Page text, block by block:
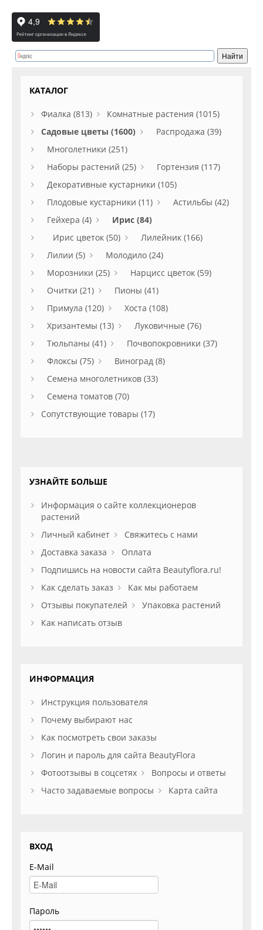
КАТАЛОГ
Фиалка (813)
Комнатные растения (1015)
Садовые цветы (1600)
Распродажа (39)
Многолетники (251)
Наборы растений (25)
Гортензия (117)
Декоративные кустарники (105)
Плодовые кустарники (11)
Астильбы (42)
Гейхера (4)
Ирис (84)
Ирис цветок (50)
Лилейник (166)
Лилии (5)
Молодило (24)
Морозники (25)
Нарцисс цветок (59)
Очитки (21)
Пионы (41)
Примула (120)
Хоста (108)
Хризантемы (13)
Луковичные (76)
Тюльпаны (41)
Почвопокровники (37)
Флоксы (75)
Виноград (8)
Семена многолетников (33)
Семена томатов (70)
Сопутствующие товары (17)
УЗНАЙТЕ БОЛЬШЕ
Информация о сайте коллекционеров
растений
Личный кабинет
Свяжитесь с нами
Доставка заказа
Оплата
Подпишись на новости сайта Beautyflora.ru!
Как сделать заказ
Как мы работаем
Отзывы покупателей
Упаковка растений
Как написать отзыв
ИНФОРМАЦИЯ
Инструкция пользователя
Почему выбирают нас
Как посмотреть свои заказы
Логин и пароль для сайта BeautyFlora
Фотоотзывы в соцсетях
Вопросы и ответы
Часто задаваемые вопросы
Карта сайта
ВХОД
E-Mail
Пароль